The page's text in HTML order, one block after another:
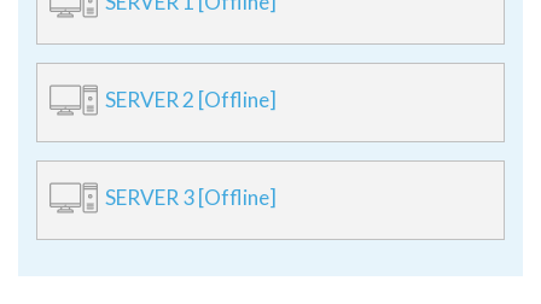
SERVER 2 [Offline]
SERVER 3 [Offline]